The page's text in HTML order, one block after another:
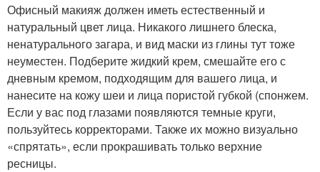
Офисный макияж должен иметь естественный и
натуральный цвет лица. Никакого лишнего блеска,
ненатурального загара, и вид маски из глины тут тоже
неуместен. Подберите жидкий крем, смешайте его с
дневным кремом, подходящим для вашего лица, и
нанесите на кожу шеи и лица пористой губкой (спонжем.
Если у вас под глазами появляются темные круги,
пользуйтесь корректорами. Также их можно визуально
«спрятать», если прокрашивать только верхние
ресницы.